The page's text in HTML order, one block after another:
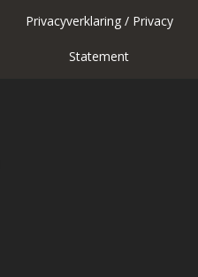
Privacyverklaring / Privacy
Statement